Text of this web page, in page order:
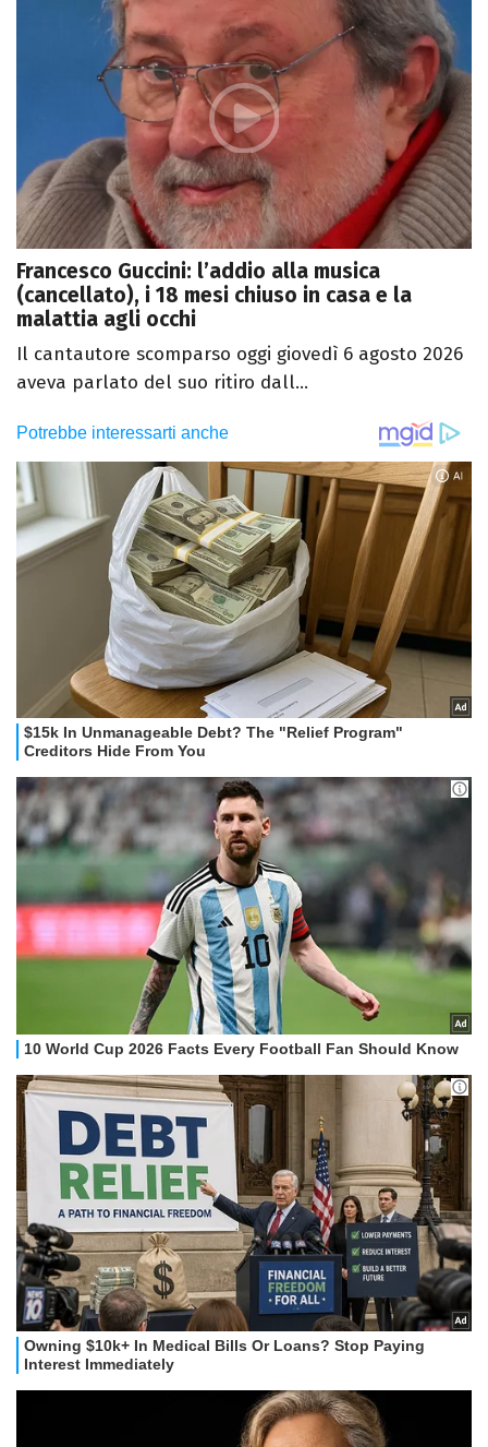
Francesco Guccini: l’addio alla musica
(cancellato), i 18 mesi chiuso in casa e la
malattia agli occhi
Il cantautore scomparso oggi giovedì 6 agosto 2026
aveva parlato del suo ritiro dall...